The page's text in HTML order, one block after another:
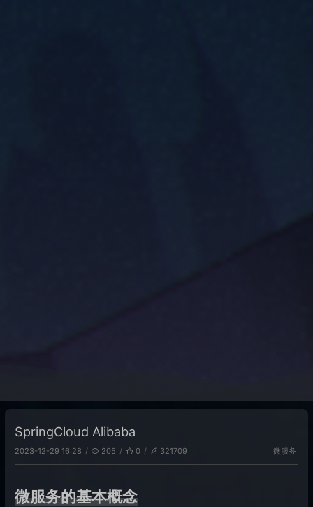
SpringCloud Alibaba
2023-12-29 16:28 205 0 321709 微服务
微服务的基本概念